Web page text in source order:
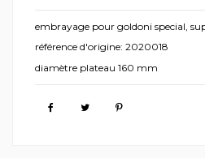
embrayage pour goldoni special,
référence d'origine: 2020018
diamètre plateau 160 mm